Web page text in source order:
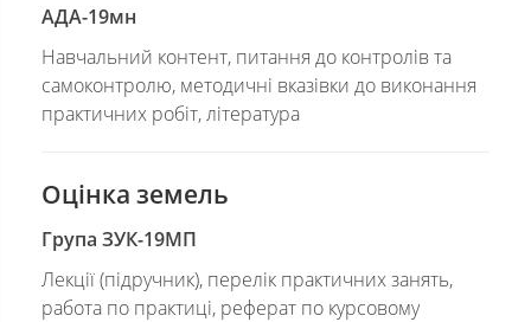
АДА-19мн
Навчальний контент, питання до контролів та
самоконтролю, методичні вказівки до виконання
практичних робіт, література
Оцінка земель
Група ЗУК-19МП
Лекції (підручник), перелік практичних занять,
работа по практиці, реферат по курсовому